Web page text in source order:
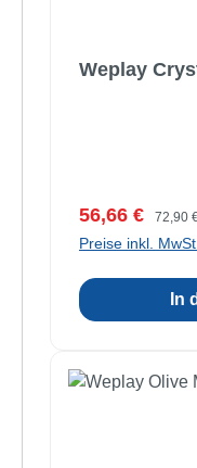
Weplay
56,66 € 72,90
Preise inkl.
In